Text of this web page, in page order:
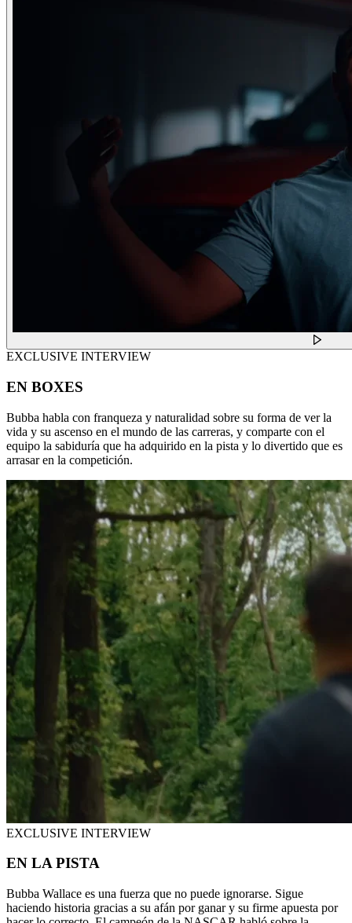
EXCLUSIVE INTERVIEW
EN BOXES
Bubba habla con franqueza y naturalidad sobre su forma de ver la
vida y su ascenso en el mundo de las carreras, y comparte con el
equipo la sabiduría que ha adquirido en la pista y lo divertido que es
arrasar en la competición.
EXCLUSIVE INTERVIEW
EN LA PISTA
Bubba Wallace es una fuerza que no puede ignorarse. Sigue
haciendo historia gracias a su afán por ganar y su firme apuesta por